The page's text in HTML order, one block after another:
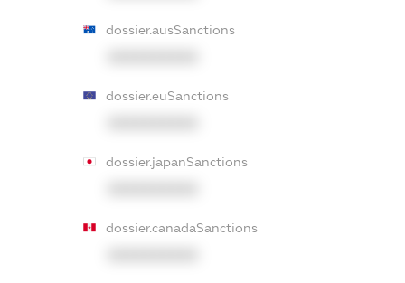
dossier.ausSanctions
dossier.euSanctions
dossier.japanSanctions
dossier.canadaSanctions